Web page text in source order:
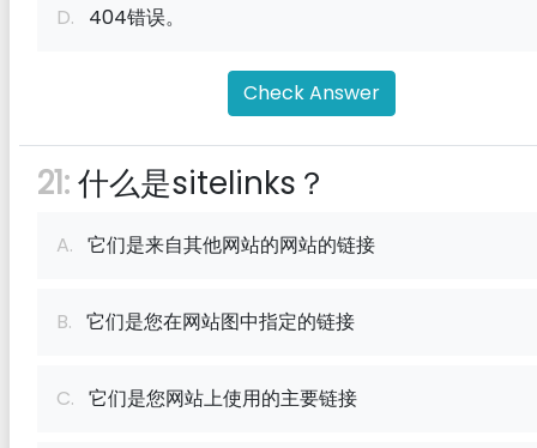
D. 404错误。
Check Answer
21:什么是sitelinks？
A. 它们是来自其他网站的网站的链接
B. 它们是您在网站图中指定的链接
C. 它们是您网站上使用的主要链接